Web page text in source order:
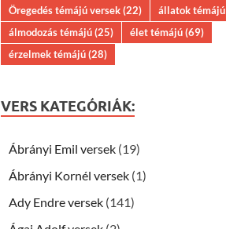
Öregedés témájú versek(22) állatok témájú
álmodozás témájú(25) élet témájú(69)
érzelmek témájú(28)
VERS KATEGÓRIÁK:
Ábrányi Emil versek (19)
Ábrányi Kornél versek (1)
Ady Endre versek (141)